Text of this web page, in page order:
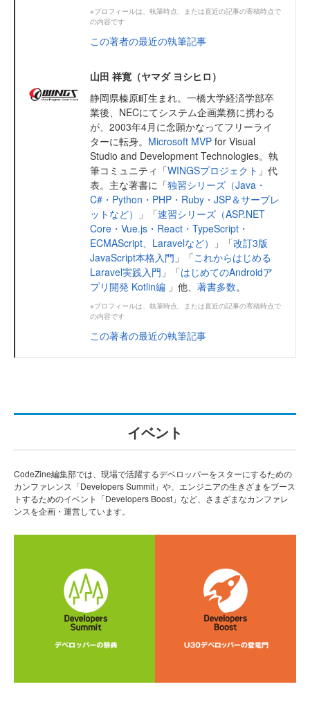
※プロフィールは、執筆時点、または直近の記事の寄稿時点で
の内容です
この著者の最近の執筆記事
山田 祥寛（ヤマダ ヨシヒロ）
静岡県榛原町生まれ。一橋大学経済学部卒
業後、NECにてシステム企画業務に携わる
が、2003年4月に念願かなってフリーライ
ターに転身。 Microsoft MVP for Visual
Studio and Development Technologies。執
筆コミュニティ「WINGSプロジェクト 」代
表。主な著書に「独習シリーズ（Java・
C#・Python・PHP・Ruby・JSP＆サーブレ
ットなど）
」「速習シリーズ（ASP.NET
Core・Vue.js・React・TypeScript・
ECMAScript、Laravelなど）
」「改訂3版
JavaScript本格入門 」「これからはじめる
Laravel実践入門 」「はじめてのAndroidア
プリ開発 Kotlin編 」他、 著書多数。
※プロフィールは、執筆時点、または直近の記事の寄稿時点で
の内容です
この著者の最近の執筆記事
イベント
CodeZine編集部では、現場で活躍するデベロッパーをスターにするための
カンファレンス「Developers Summit」や、エンジニアの生きざまをブース
トするためのイベント「Developers Boost」など、さまざまなカンファレ
ンスを企画・運営しています。